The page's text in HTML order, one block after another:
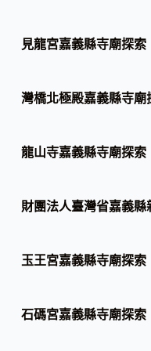
見龍宮嘉義縣寺廟探索
灣橋北極殿嘉義縣寺廟
龍山寺嘉義縣寺廟探索
財團法人臺灣省嘉義
玉王宮嘉義縣寺廟探索
石碼宮嘉義縣寺廟探索